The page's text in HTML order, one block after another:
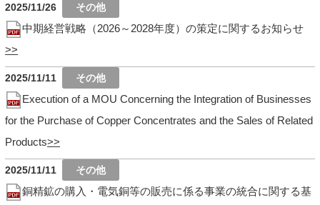
2025/11/26
中期経営戦略（2026～2028年度）の策定に関するお知らせ
2025/11/11
Execution of a MOU Concerning the Integration of Businesses
for the Purchase of Copper Concentrates and the Sales of Related
Products
2025/11/11
銅精鉱の購入・電気銅等の販売に係る事業の統合に関する基